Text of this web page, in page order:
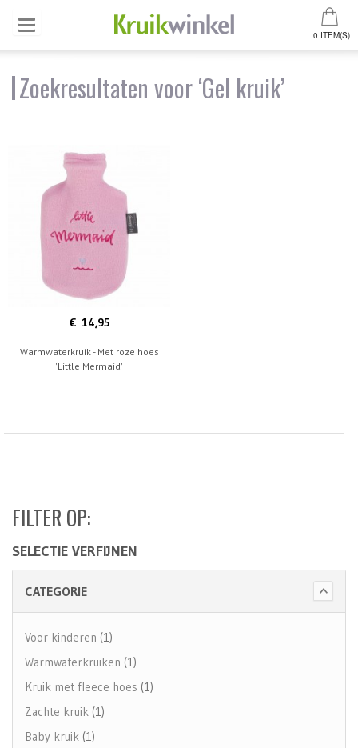
0 ITEM(S)
Zoekresultaten voor ‘Gel kruik’
€ 14,95
Warmwaterkruik - Met roze hoes
'Little Mermaid'
FILTER OP:
SELECTIE VERFIJNEN
CATEGORIE
Voor kinderen (1)
Warmwaterkruiken (1)
Kruik met fleece hoes (1)
Zachte kruik (1)
Baby kruik (1)